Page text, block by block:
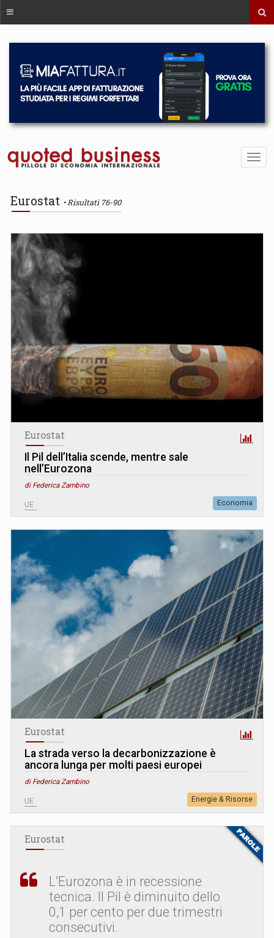
Eurostat Risultati 76-90
Eurostat
Il Pil dell’Italia scende, mentre sale
nell’Eurozona
di Federica Zambino
UE Economia
Eurostat
La strada verso la decarbonizzazione è
ancora lunga per molti paesi europei
di Federica Zambino
UE Energie & Risorse
Eurostat
L’Eurozona è in recessione
tecnica. Il Pil è diminuito dello
0,1 per cento per due trimestri
consecutivi.